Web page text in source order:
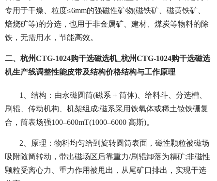
专用于干燥、粒度≤6mm的强磁性矿物(磁铁矿、磁黄铁矿、
焙烧矿等)的分选，也用于非金属矿、建材、煤炭等物料的除
铁，无需用水，节能高效。
二、杭州CTG-1024购干选磁选机_杭州CTG-1024购干选磁选
机生产线调整性能皮带及结构价格结构与工作原理
1、结构：由永磁圆筒(磁系 + 筒体)、给料斗、分选槽、
刷辊、传动机构、机架组成;磁系采用铁氧体或稀土钕铁硼复
合，筒表场强100–600mT(1000–6000 高斯)。
2、原理：物料均匀给到旋转圆筒表面，磁性颗粒被磁场
吸附随筒转动，带出磁场区后靠重力/刷辊卸落为精矿;非磁性
颗粒受离心力、重力作用被甩出，从尾矿口排出，实现干选